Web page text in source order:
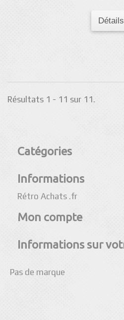
Détails
Résultats 1 - 11 sur 11.
Catégories
Informations
Rétro Achats .fr
Mon compte
Informations sur
Pas de marque